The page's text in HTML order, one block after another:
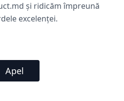
și ridicăm împreună
excelenței.
Apel